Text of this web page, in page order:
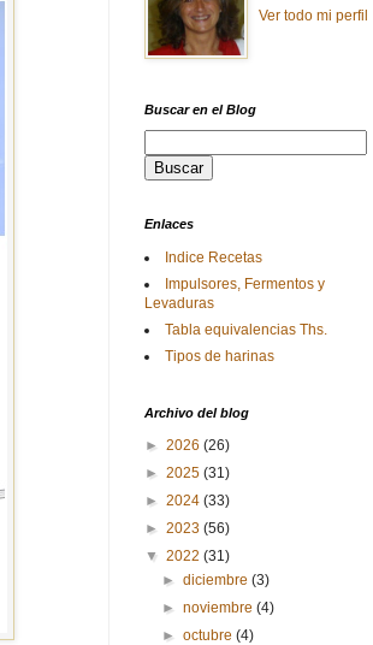
Ver todo mi perfil
Buscar en el Blog
Enlaces
Indice Recetas
Impulsores, Fermentos y
Levaduras
Tabla equivalencias Ths.
Tipos de harinas
Archivo del blog
► 2026 (26)
► 2025 (31)
► 2024 (33)
► 2023 (56)
▼ 2022 (31)
►diciembre(3)
►noviembre(4)
►octubre(4)